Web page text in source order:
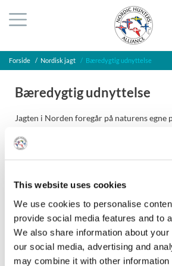
This website uses cookies
We use cookies to personalise
provide social media features and to
We also share information about
our social media, advertising and
may combine it with other information
Forside / Nordisk jagt / Bæredygtig udnyttelse
Bæredygtig udnyttelse
Jagten i Norden foregår på naturens egne
foregår efter en nøje vurdering af, hvad
Når det gælder storvildt, er systemet i de
også køn og alder på byttet er defineret på
styres udtaget af dyr på en måde, som
af stammerne.
Jægerne yder en stor indsats for at bevare
med nye levesteder for både jagtbare og
Ingen anden gruppe af naturbrugere har